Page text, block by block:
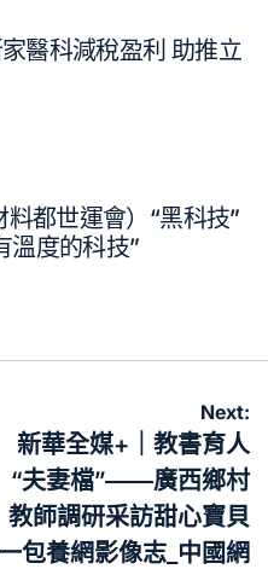
醫科減稅盈利 助推立
料都世運會）“黑科技”
溫度的科技”
Next:
新華全媒+｜教書育人
“夫妻檔”——廣西鄉村
教師調研采訪甜心寶貝
包養網影像志_中國網